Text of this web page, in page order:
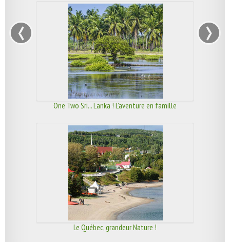
One Two Sri... Lanka ! L'aventure en famille
Le Québec, grandeur Nature !
‹ ›